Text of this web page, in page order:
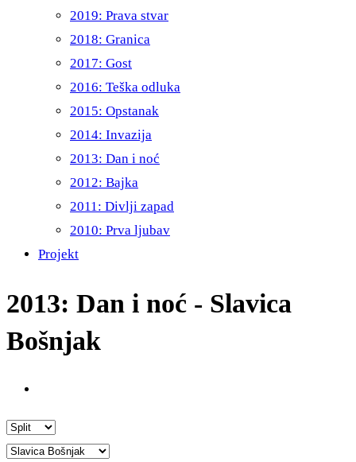
2019: Prava stvar
2018: Granica
2017: Gost
2016: Teška odluka
2015: Opstanak
2014: Invazija
2013: Dan i noć
2012: Bajka
2011: Divlji zapad
2010: Prva ljubav
Projekt
2013: Dan i noć - Slavica
Bošnjak